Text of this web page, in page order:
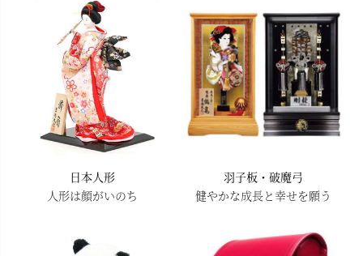
日本人形
人形は顔がいのち
羽子板・破魔弓
健やかな成長と幸せを願う